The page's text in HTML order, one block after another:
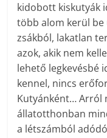
kidobott kiskutyák
több alom kerül
zsákból, lakatlan
azok, akik nem
lehető legkevésbé
kennel, nincs
Kutyánként… Arról
állatotthonban
a létszámból